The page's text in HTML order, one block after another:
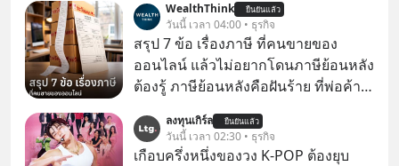
โปรโมชัน ลด 50% ค่าธรรมเนียมซื้อ |
ยอด 2 ล้านบาทขึ้นไป ฟรีค่าธรรมเนียม
ซื้อ
WealthThink ยืนยันแล้ว
วันนี้ เวลา 04:00 • ธุรกิจ
สรุป 7 ข้อ เรื่องภาษี ที่คนขายของ
ออนไลน์ แล้วไม่อยากโดนภาษีย้อนหลัง
ต้องรู้ ภาษีย้อนหลังคือฝันร้าย ที่พ่อค้า
ลงทุนเกิร์ล ยืนยันแล้ว
วันนี้ เวลา 02:30 • ธุรกิจ
เกือบครึ่งหนึ่งของวง K-POP ต้องยุบ